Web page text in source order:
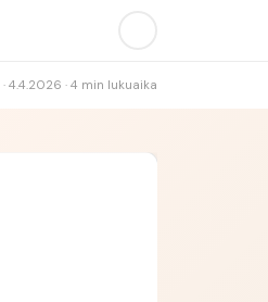
· 4.4.2026 · 4 min lukuaika